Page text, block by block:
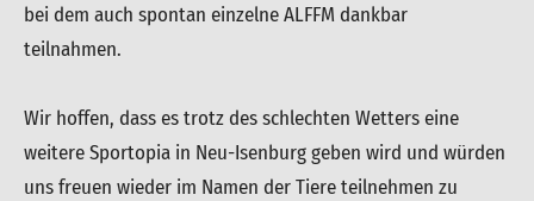
bei dem auch spontan einzelne ALFFM dankbar
teilnahmen.
Wir hoffen, dass es trotz des schlechten Wetters eine
weitere Sportopia in Neu-Isenburg geben wird und würden
uns freuen wieder im Namen der Tiere teilnehmen zu